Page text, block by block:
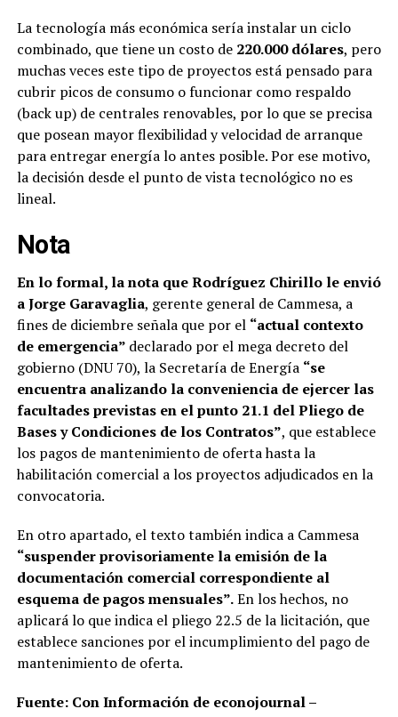
La tecnología más económica sería instalar un ciclo
combinado, que tiene un costo de 220.000 dólares, pero
muchas veces este tipo de proyectos está pensado para
cubrir picos de consumo o funcionar como respaldo
(back up) de centrales renovables, por lo que se precisa
que posean mayor flexibilidad y velocidad de arranque
para entregar energía lo antes posible. Por ese motivo,
la decisión desde el punto de vista tecnológico no es
lineal.
Nota
En lo formal, la nota que Rodríguez Chirillo le envió
a Jorge Garavaglia, gerente general de Cammesa, a
fines de diciembre señala que por el “actual contexto
de emergencia” declarado por el mega decreto del
gobierno (DNU 70), la Secretaría de Energía “se
encuentra analizando la conveniencia de ejercer las
facultades previstas en el punto 21.1 del Pliego de
Bases y Condiciones de los Contratos”, que establece
los pagos de mantenimiento de oferta hasta la
habilitación comercial a los proyectos adjudicados en la
convocatoria.
En otro apartado, el texto también indica a Cammesa
“suspender provisoriamente la emisión de la
documentación comercial correspondiente al
esquema de pagos mensuales”.En los hechos, no
aplicará lo que indica el pliego 22.5 de la licitación, que
establece sanciones por el incumplimiento del pago de
mantenimiento de oferta.
Fuente: Con Información de econojournal –